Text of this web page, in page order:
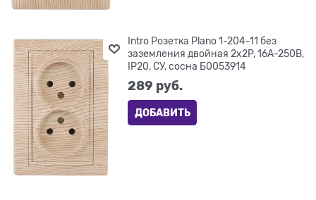
Intro Розетка Plano 1-204-11 без
заземления двойная 2х2P, 16А-250В,
IP20, СУ, сосна Б0053914
289 руб.
ДОБАВИТЬ